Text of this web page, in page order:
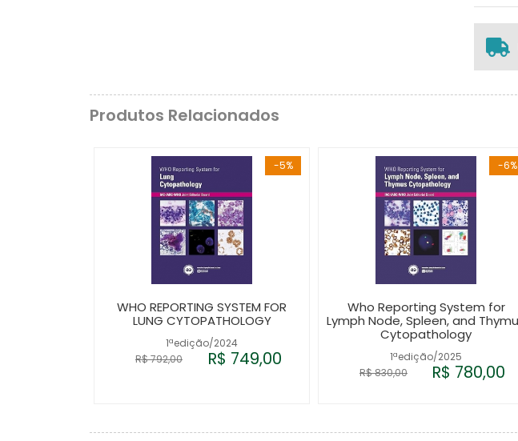
Produtos Relacionados
-5%
1ªedição/2024
WHO REPORTING SYSTEM FOR
LUNG CYTOPATHOLOGY
R$ 792,00 R$ 749,00
-6%
1ªedição/2025
Who Reporting System for
Lymph Node, Spleen, and
Cytopathology
R$ 830,00 R$ 780,00